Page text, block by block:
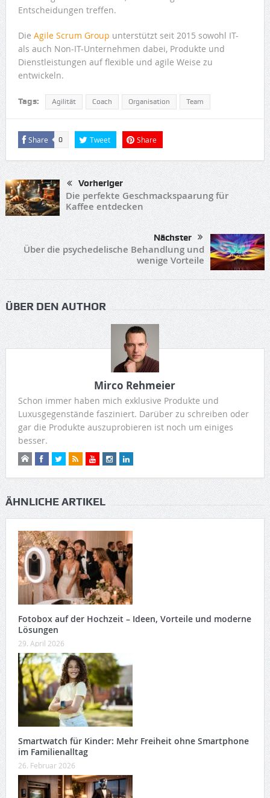
Entscheidungen treffen.
Die Agile Scrum Group unterstützt seit 2015 sowohl IT-
als auch Non-IT-Unternehmen dabei, Produkte und
Dienstleistungen auf flexible und agile Weise zu
entwickeln.
Tags: Agilität Coach Organisation Team
Share 0 Tweet Share
Vorheriger
Die perfekte Geschmackspaarung für
Kaffee entdecken
Nächster
Über die psychedelische Behandlung und
wenige Vorteile
ÜBER DEN AUTHOR
Mirco Rehmeier
Schon immer haben mich exklusive Produkte und
Luxusgegenstände fasziniert. Darüber zu schreiben oder
gar die Produkte auszuprobieren ist noch um einiges
besser.
ÄHNLICHE ARTIKEL
Fotobox auf der Hochzeit – Ideen, Vorteile und moderne
Lösungen
29. April 2026
Smartwatch für Kinder: Mehr Freiheit ohne Smartphone
im Familienalltag
26. Februar 2026